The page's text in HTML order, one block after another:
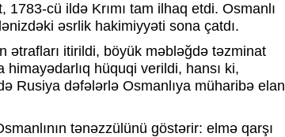
cü ildə Krımı tam ilhaq etdi. Osmanlı
əsrlik hakimiyyəti sona çatdı.
ətrafları itirildi, böyük məbləğdə təzminat
hüquqi verildi, hansı ki,
Rusiya dəfələrlə Osmanlıya müharibə elan
tənəzzülünü göstərir: elmə qarşı